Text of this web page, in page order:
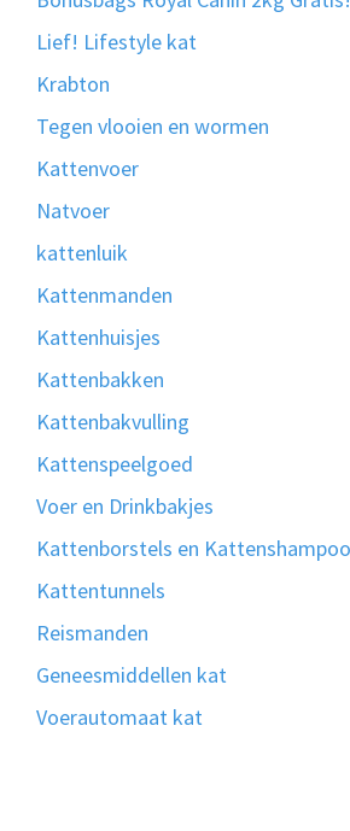
Lief! Lifestyle kat
Krabton
Tegen vlooien en wormen
Kattenvoer
Natvoer
kattenluik
Kattenmanden
Kattenhuisjes
Kattenbakken
Kattenbakvulling
Kattenspeelgoed
Voer en Drinkbakjes
Kattenborstels en Kattenshampoo
Kattentunnels
Reismanden
Geneesmiddellen kat
Voerautomaat kat